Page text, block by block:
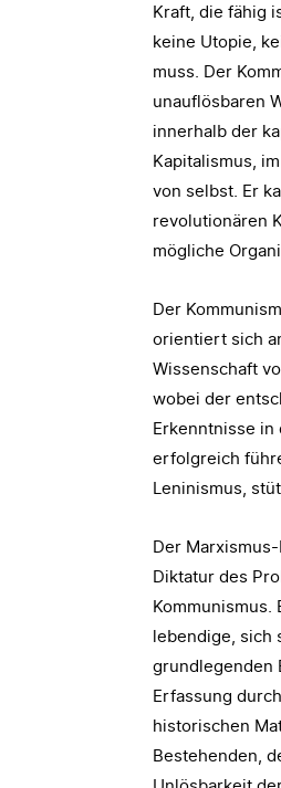
Kraft, die fähig
keine Utopie,
muss. Der
unauflösbaren
innerhalb der
Kapitalismus,
von selbst. Er
revolutionären
mögliche
Der
orientiert sich
Wissenschaft
wobei der
Erkenntnisse in
erfolgreich
Leninismus,
Der
Diktatur des
lebendige, sich
grundlegenden
Erfassung
historischen
Bestehenden,